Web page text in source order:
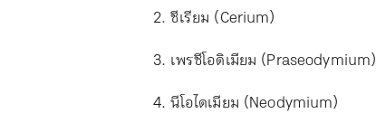
2. ซีเรียม (Cerium)
3. เพรซีโอดิเมียม (Praseodymium)
4. นีโอไดเมียม (Neodymium)